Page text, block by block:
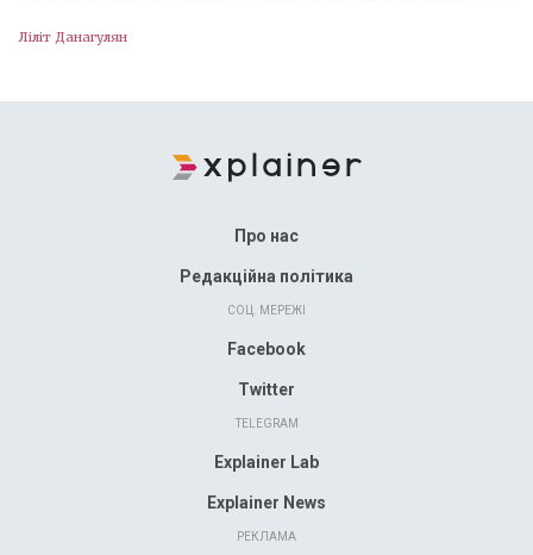
Ліліт Данагулян
Про нас
Редакційна політика
СОЦ. МЕРЕЖІ
Facebook
Twitter
TELEGRAM
Explainer Lab
Explainer News
РЕКЛАМА